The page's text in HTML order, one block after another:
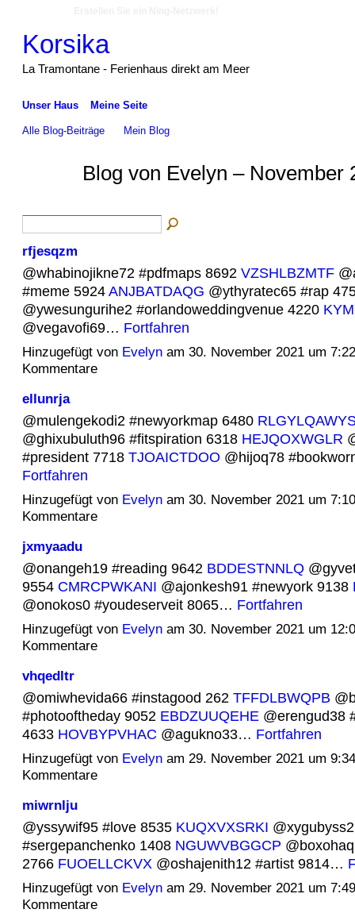
Korsika
La Tramontane - Ferienhaus direkt am Meer
Unser Haus Meine Seite
Alle Blog-Beiträge Mein Blog
Blog von Evelyn –
rfjesqzm
@whabinojikne72 #pdfmaps 8692 VZSHLBZMTF
#meme 5924ANJBATDAQG @ythyratec65 #rap
@ywesungurihe2 #orlandoweddingvenue 4220
@vegavofi69… Fortfahren
Hinzugefügt von Evelynam 30. November 2021 um
Kommentare
ellunrja
@mulengekodi2 #newyorkmap 6480
@ghixubuluth96 #fitspiration 6318 HEJQOXWGLR
#president 7718 TJOAICTDOO @hijoq78
Fortfahren
Hinzugefügt von Evelynam 30. November 2021 um
Kommentare
jxmyaadu
@onangeh19 #reading 9642 BDDESTNNLQ
9554 CMRCPWKANI @ajonkesh91 #newyork 9138
@onokos0 #youdeserveit 8065… Fortfahren
Hinzugefügt von Evelynam 30. November 2021 um
Kommentare
vhqedltr
@omiwhevida66 #instagood 262 TFFDLBWQPB
#photooftheday 9052 EBDZUUQEHE @erengud38
4633 HOVBYPVHAC @agukno33… Fortfahren
Hinzugefügt von Evelynam 29. November 2021 um
Kommentare
miwrnlju
@yssywif95 #love 8535 KUQXVXSRKI @xygubyss2
#sergepanchenko 1408 NGUWVBGGCP
2766 FUOELLCKVX @oshajenith12 #artist 9814…
Hinzugefügt von Evelynam 29. November 2021 um
Kommentare